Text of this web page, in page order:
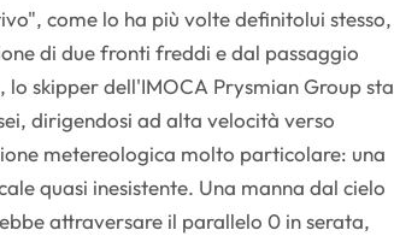
come lo ha più volte definitolui stesso,
di due fronti freddi e dal passaggio
skipper dell'IMOCA Prysmian Group sta
dirigendosi ad alta velocità verso
metereologica molto particolare: una
quasi inesistente. Una manna dal cielo
attraversare il parallelo 0 in serata,